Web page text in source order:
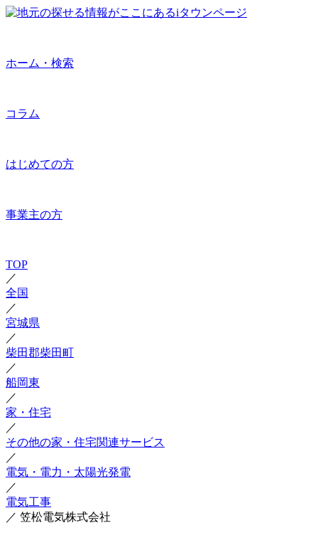
ホーム・検索
コラム
はじめての方
事業主の方
TOP
／
全国
／
宮城県
／
柴田郡柴田町
／
船岡東
／
家・住宅
／
その他の家・住宅関連サービス
／
電気・電力・太陽光発電
／
電気工事
／ 笠松電気株式会社